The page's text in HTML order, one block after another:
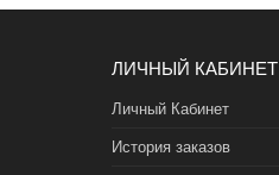
ЛИЧНЫЙ КАБИНЕТ
Личный Кабинет
История заказов